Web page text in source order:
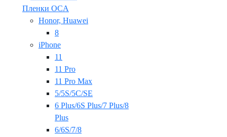
Пленки OCA
Honor, Huawei
8
iPhone
11
11 Pro
11 Pro Max
5/5S/5C/SE
6 Plus/6S Plus/7 Plus/8
Plus
6/6S/7/8